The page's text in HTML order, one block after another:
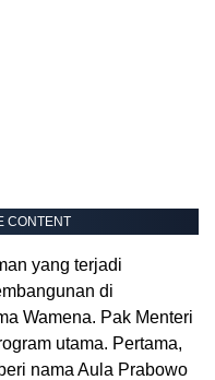
CONTENT
yang terjadi
di
Wamena. Pak Menteri
utama. Pertama,
nama Aula Prabowo